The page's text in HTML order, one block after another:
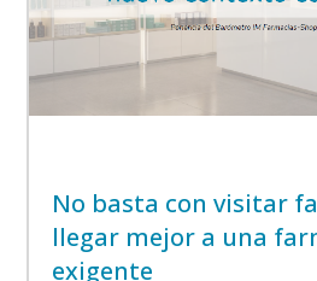
No basta con visitar
llegar mejor a una
exigente